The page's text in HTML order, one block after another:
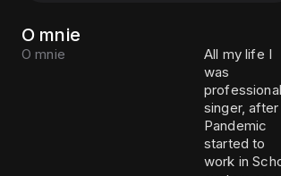
O mnie
O mnie
All my life I
was
professional
singer, after
Pandemic
started to
work in